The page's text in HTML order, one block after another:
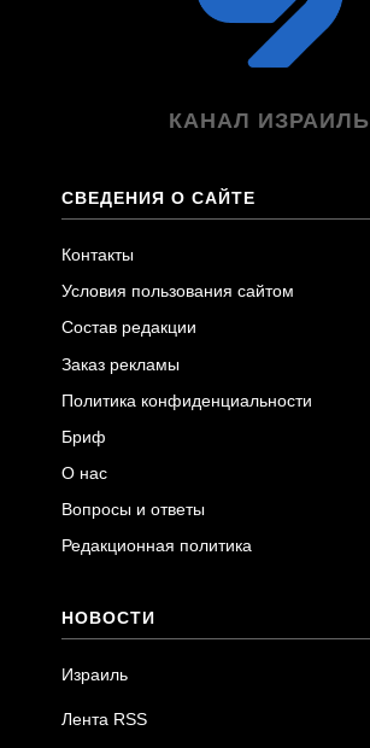
КАНАЛ ИЗРАИЛЬ
СВЕДЕНИЯ О САЙТЕ
Контакты
Условия пользования сайтом
Состав редакции
Заказ рекламы
Политика конфиденциальности
Бриф
О нас
Вопросы и ответы
Редакционная политика
НОВОСТИ
Израиль
Лента RSS